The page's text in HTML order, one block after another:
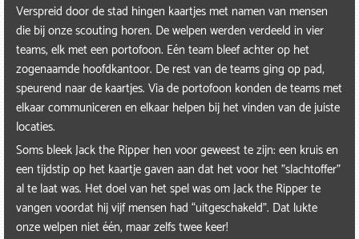
Verspreid door de stad hingen kaartjes met namen van mensen
die bij onze scouting horen. De welpen werden verdeeld in vier
teams, elk met een portofoon. Eén team bleef achter op het
zogenaamde hoofdkantoor. De rest van de teams ging op pad,
speurend naar de kaartjes. Via de portofoon konden de teams met
elkaar communiceren en elkaar helpen bij het vinden van de juiste
locaties.
Soms bleek Jack the Ripper hen voor geweest te zijn: een kruis en
een tijdstip op het kaartje gaven aan dat het voor het "slachtoffer"
al te laat was. Het doel van het spel was om Jack the Ripper te
vangen voordat hij vijf mensen had “uitgeschakeld”. Dat lukte
onze welpen niet één, maar zelfs twee keer!